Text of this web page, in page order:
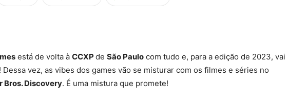
está de volta à CCXP de São Paulo com tudo e, para a edição de 2023, vai
vez, as vibes dos games vão se misturar com os filmes e séries no
Bros. Discovery. É uma mistura que promete!